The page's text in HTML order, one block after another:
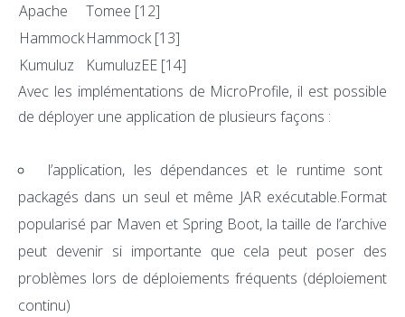
Apache
Tomee [12]
HammockHammock[13]
Kumuluz
KumuluzEE [14]
Avec les implémentations de MicroProfile, il est possible
de déployer une application de plusieurs façons :
l’application, les dépendances et le runtime sont
packagés dans un seul et même JAR exécutable.Format
popularisé par Maven et Spring Boot, la taille de l’archive
peut devenir si importante que cela peut poser des
problèmes lors de déploiements fréquents (déploiement
continu)